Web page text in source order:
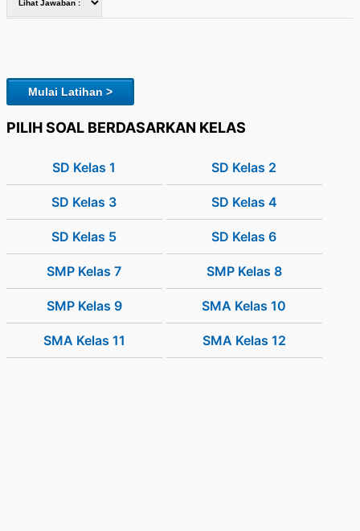
Mulai Latihan >
PILIH SOAL BERDASARKAN KELAS
SD Kelas 1 SD Kelas 2
SD Kelas 3 SD Kelas 4
SD Kelas 5 SD Kelas 6
SMP Kelas 7 SMP Kelas 8
SMP Kelas 9 SMA Kelas 10
SMA Kelas 11 SMA Kelas 12